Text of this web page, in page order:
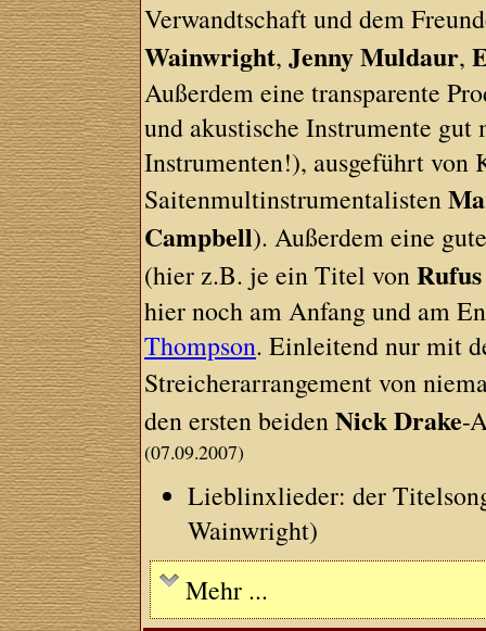
Verwandtschaft und dem
Wainwright,Jenny Muldaur,
Außerdem eine transparente
und akustische Instrumente
Instrumenten!), ausgeführt von
Saitenmultinstrumentalisten
Campbell). Außerdem eine
(hier z.B. je ein Titel von
hier noch am Anfang und am
Thompson. Einleitend nur mit
Streicherarrangement von
den ersten beidenNick Drake-
(07.09.2007)
Lieblinxlieder: der
Wainwright)
Mehr ...